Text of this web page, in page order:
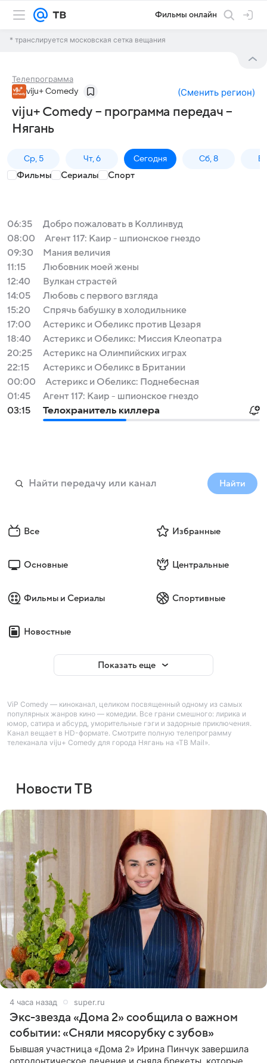
Фильмы онлайн
* транслируется московская сетка вещания
Телепрограмма
viju+ Comedy (Сменить регион)
viju+ Comedy – программа передач –
Нягань
Ср, 5 Чт, 6 Сегодня Сб, 8
Фильмы Сериалы Спорт
06:35
Добро пожаловать в Коллинвуд
08:00
Агент 117: Каир - шпионское гнездо
09:30
Мания величия
11:15
Любовник моей жены
12:40
Вулкан страстей
14:05
Любовь с первого взгляда
15:20
Спрячь бабушку в холодильнике
17:00
Астерикс и Обеликс против Цезаря
18:40
Астерикс и Обеликс: Миссия Клеопатра
20:25
Астерикс на Олимпийских играх
22:15
Астерикс и Обеликс в Британии
00:00
Астерикс и Обеликс: Поднебесная
01:45
Агент 117: Каир - шпионское гнездо
03:15
Телохранитель киллера
Найти
Все Избранные
Основные Центральные
Фильмы и Сериалы Спортивные
Новостные
Показать еще
ViP Comedy — киноканал, целиком посвященный одному из самых
популярных жанров кино — комедии. Все грани смешного: лирика и
юмор, сатира и абсурд, уморительные гэги и задорные приключения.
Канал вещает в HD-формате. Смотрите полную телепрограмму
телеканала viju+ Comedy для города Нягань на «ТВ Mail».
Новости ТВ
4 часа назад super.ru
Экс-звезда «Дома 2» сообщила о важном
событии: «Сняли мясорубку с зубов»
Бывшая участница «Дома 2» Ирина Пинчук завершила
ортодонтическое лечение и сняла брекеты, которые